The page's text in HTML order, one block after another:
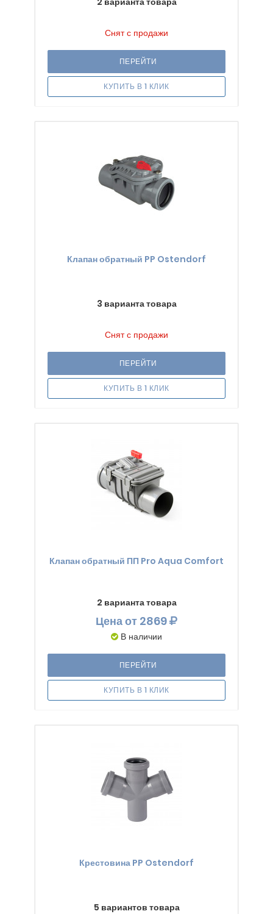
Снят с продажи
ПЕРЕЙТИ
КУПИТЬ В 1 КЛИК
Клапан обратный PP Ostendorf
3 варианта товара
Снят с продажи
ПЕРЕЙТИ
КУПИТЬ В 1 КЛИК
Клапан обратный ПП Pro Aqua Comfort
2 варианта товара
Ценаот 2869
В наличии
ПЕРЕЙТИ
КУПИТЬ В 1 КЛИК
Крестовина PP Ostendorf
5 вариантов товара